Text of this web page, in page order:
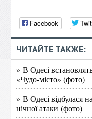
Facebook
ЧИТАЙТЕ ТАКЖЕ:
» В Одесі
«Чудо-місто» (фото)
» В Одесі відбулася
нічної атаки (фото)